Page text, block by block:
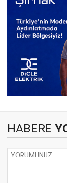
HABERE